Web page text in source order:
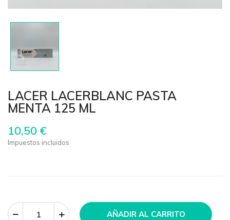
LACER LACERBLANC PASTA
MENTA 125 ML
10,50 €
Impuestos incluidos
AÑADIR AL CARRITO